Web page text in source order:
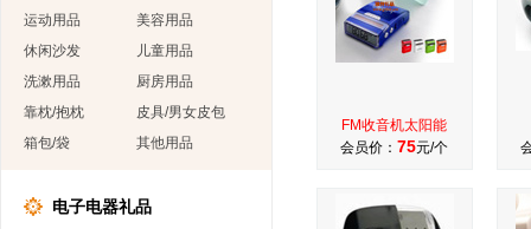
运动用品
美容用品
休闲沙发
儿童用品
洗漱用品
厨房用品
靠枕/抱枕
皮具/男女皮包
箱包/袋
其他用品
电子电器礼品
FM收音机太阳能
会员价： 75元/个